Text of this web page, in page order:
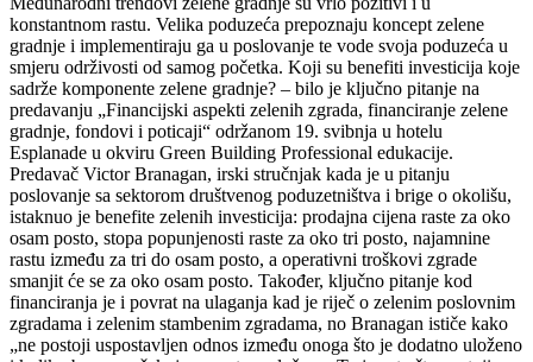
konstantnom rastu. Velika poduzeća prepoznaju koncept zelene
gradnje i implementiraju ga u poslovanje te vode svoja poduzeća u
smjeru održivosti od samog početka. Koji su benefiti investicija koje
sadrže komponente zelene gradnje? – bilo je ključno pitanje na
predavanju „Financijski aspekti zelenih zgrada, financiranje zelene
gradnje, fondovi i poticaji“ održanom 19. svibnja u hotelu
Esplanade u okviru Green Building Professional edukacije.
Predavač Victor Branagan, irski stručnjak kada je u pitanju
poslovanje sa sektorom društvenog poduzetništva i brige o okolišu,
istaknuo je benefite zelenih investicija: prodajna cijena raste za oko
osam posto, stopa popunjenosti raste za oko tri posto, najamnine
rastu između za tri do osam posto, a operativni troškovi zgrade
smanjit će se za oko osam posto. Također, ključno pitanje kod
financiranja je i povrat na ulaganja kad je riječ o zelenim poslovnim
zgradama i zelenim stambenim zgradama, no Branagan ističe kako
„ne postoji uspostavljen odnos između onoga što je dodatno uloženo